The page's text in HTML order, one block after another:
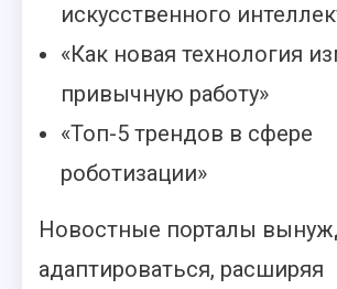
искусственного
«Как новая технология
привычную работу»
«Топ-5 трендов в сфере
роботизации»
Новостные порталы
адаптироваться, расширяя